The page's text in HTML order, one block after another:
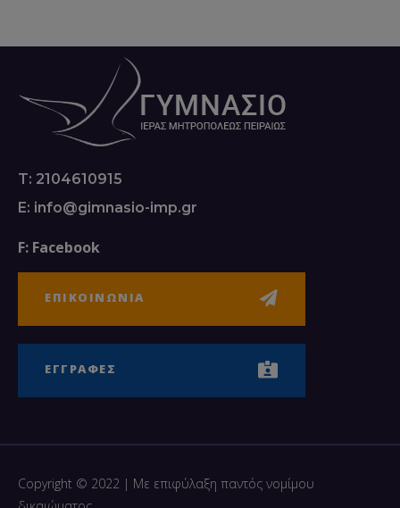
T: 2104610915
E: info@gimnasio-imp.gr
F: Facebook
ΕΠΙΚΟΙΝΩΝΙΑ
ΕΓΓΡΑΦΕΣ
Copyright © 2022 | Με επιφύλαξη παντός νομίμου